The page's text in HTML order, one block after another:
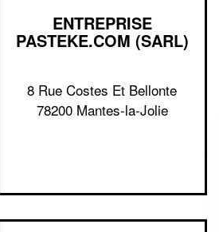
ENTREPRISE
PASTEKE.COM (SARL)
8 Rue Costes Et Bellonte
78200 Mantes-la-Jolie